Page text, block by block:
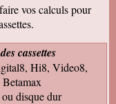
et
Je
! A
vos calculs pour
cassettes
Hi8, Video8,
disque dur